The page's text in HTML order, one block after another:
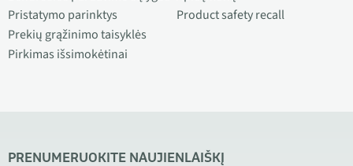
Pristatymo parinktys
Prekių grąžinimo taisyklės
Pirkimas išsimokėtinai
Product safety recall
PRENUMERUOKITE NAUJIENLAIŠKĮ